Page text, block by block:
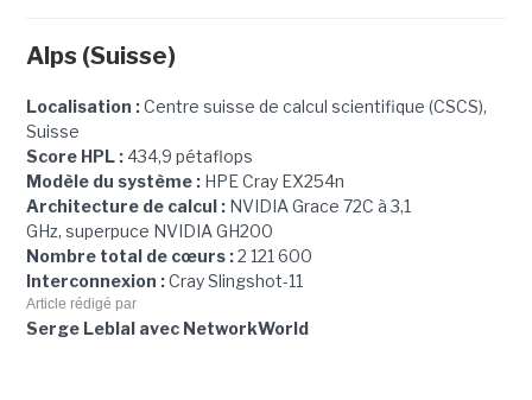
Alps (Suisse)
Localisation :Centre suisse de calcul scientifique (CSCS),
Suisse
Score HPL :434,9 pétaflops
Modèle du système :HPE Cray EX254n
Architecture de calcul :NVIDIA Grace 72C à 3,1
GHz, superpuce NVIDIA GH200
Nombre total de cœurs :2 121 600
Interconnexion :Cray Slingshot-11
Article rédigé par
Serge Leblal avec NetworkWorld